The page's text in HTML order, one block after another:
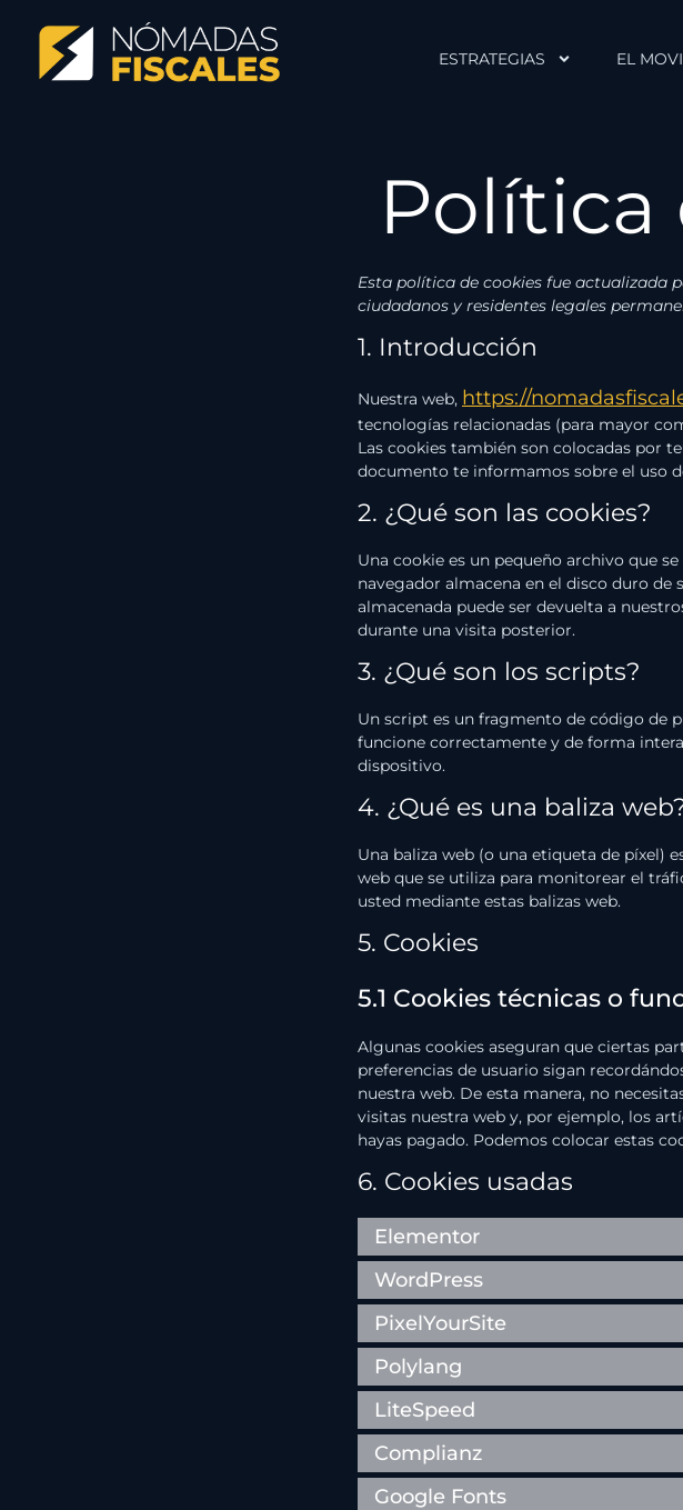
ESTRATEGIAS EL
Política
Esta política de cookies fue actualizada
ciudadanos y residentes legales
1. Introducción
Nuestra web, https://
tecnologías relacionadas (para mayor
Las cookies también son colocadas por
documento te informamos sobre el uso
2. ¿Qué son las cookies?
Una cookie es un pequeño archivo que
navegador almacena en el disco duro
almacenada puede ser devuelta a
durante una visita posterior.
3. ¿Qué son los scripts?
Un script es un fragmento de código de
funcione correctamente y de forma
dispositivo.
4. ¿Qué es una baliza
Una baliza web (o una etiqueta de píxel)
web que se utiliza para monitorear el
usted mediante estas balizas web.
5. Cookies
5.1 Cookies técnicas o
Algunas cookies aseguran que ciertas
preferencias de usuario sigan
nuestra web. De esta manera, no
visitas nuestra web y, por ejemplo, los
hayas pagado. Podemos colocar estas
6. Cookies usadas
Elementor
WordPress
PixelYourSite
Polylang
LiteSpeed
Complianz
Google Fonts